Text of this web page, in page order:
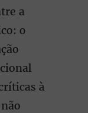
a
o
à